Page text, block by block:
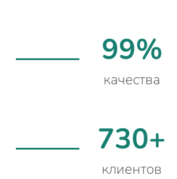
99%
качества
730+
клиентов